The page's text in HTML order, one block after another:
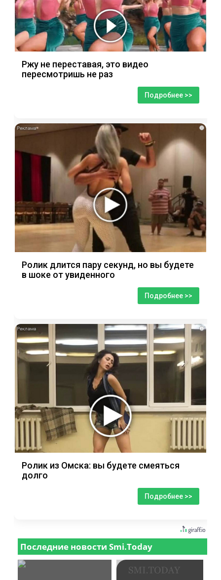
Ржу не переставая, это видео
пересмотришь не раз
Подробнее >>
i
Ролик длится пару секунд, но вы будете
в шоке от увиденного
Подробнее >>
i
Ролик из Омска: вы будете смеяться
долго
Подробнее >>